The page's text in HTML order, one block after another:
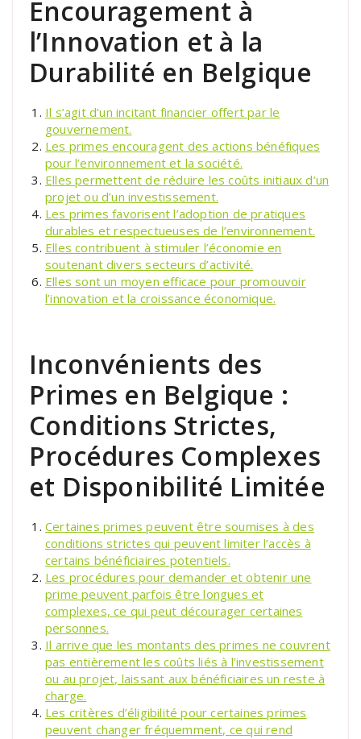
Encouragement à
l’Innovation et à la
Durabilité en Belgique
Il s’agit d’un incitant financier offert par le
gouvernement.
Les primes encouragent des actions bénéfiques
pour l’environnement et la société.
Elles permettent de réduire les coûts initiaux d’un
projet ou d’un investissement.
Les primes favorisent l’adoption de pratiques
durables et respectueuses de l’environnement.
Elles contribuent à stimuler l’économie en
soutenant divers secteurs d’activité.
Elles sont un moyen efficace pour promouvoir
l’innovation et la croissance économique.
Inconvénients des
Primes en Belgique :
Conditions Strictes,
Procédures Complexes
et Disponibilité Limitée
Certaines primes peuvent être soumises à des
conditions strictes qui peuvent limiter l’accès à
certains bénéficiaires potentiels.
Les procédures pour demander et obtenir une
prime peuvent parfois être longues et
complexes, ce qui peut décourager certaines
personnes.
Il arrive que les montants des primes ne couvrent
pas entièrement les coûts liés à l’investissement
ou au projet, laissant aux bénéficiaires un reste à
charge.
Les critères d’éligibilité pour certaines primes
peuvent changer fréquemment, ce qui rend